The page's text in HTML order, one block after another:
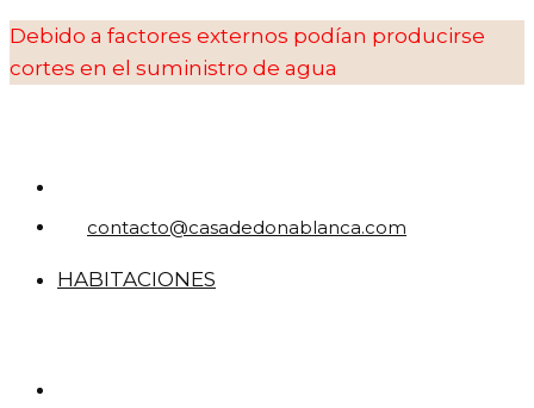
Debido a factores externos podían producirse
cortes en el suministro de agua
contacto@casadedonablanca.com
HABITACIONES